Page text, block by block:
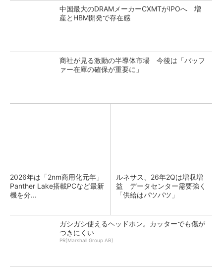
中国最大のDRAMメーカーCXMTがIPOへ 増
産とHBM開発で存在感
商社が見る激動の半導体市場 今後は「バッフ
ァー在庫の確保が重要に」
2026年は「2nm商用化元年」
Panther Lake搭載PCなど最新
機を分...
ルネサス、26年2Qは増収増
益 データセンター需要強く
「供給はパツパツ」
ガシガシ使えるヘッドホン。カッターでも傷が
つきにくい
PR(Marshall Group AB)